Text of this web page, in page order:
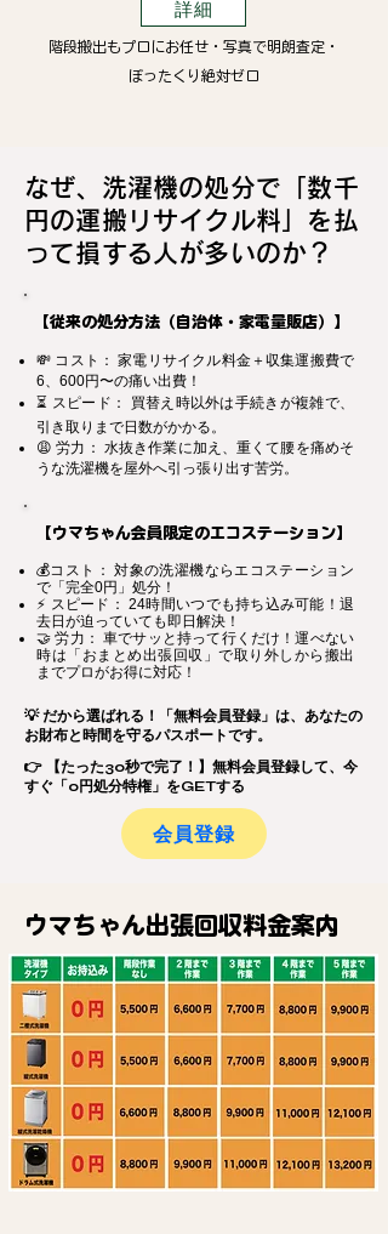
詳細
階段搬出もプロにお任せ・写真で明朗査定・
ぼったくり絶対ゼロ
なぜ、洗濯機の処分で「数千
円の運搬リサイクル料」を払
って損する人が多いのか？
【従来の処分方法（自治体・家電量販店）】
💸 コスト： 家電リサイクル料金＋収集運搬費で
6、600円〜の痛い出費！
⏳ スピード： 買替え時以外は手続きが複雑で、
引き取りまで日数がかかる。
😩 労力： 水抜き作業に加え、重くて腰を痛めそ
うな洗濯機を屋外へ引っ張り出す苦労。
【ウマちゃん会員限定のエコステーション】
💰コスト： 対象の洗濯機ならエコステーション
で「完全0円」処分！
⚡ スピード： 24時間いつでも持ち込み可能！退
去日が迫っていても即日解決！
🤝 労力： 車でサッと持って行くだけ！運べない
時は「おまとめ出張回収」で取り外しから搬出
までプロがお得に対応！
💡 だから選ばれる！「無料会員登録」は、あなたの
お財布と時間を守るパスポートです。
👉 【たった30秒で完了！】無料会員登録して、今
すぐ「0円処分特権」をGETする
会員登録
ウマちゃん出張回収料金案内